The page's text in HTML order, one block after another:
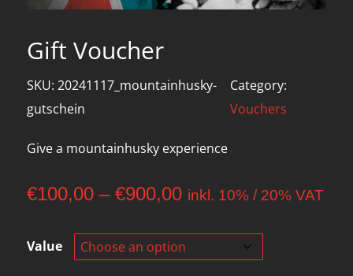
Gift Voucher
€100,00 – €900,00Price
range:
€100,00
inkl. 10% / 20% VAT
Give a mountainhusky experience
Value
SKU:20241117_mountainhusky-
gutschein
Category:
Vouchers